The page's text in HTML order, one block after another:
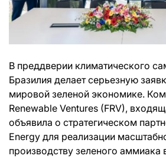
В преддверии климатического
Бразилия делает серьезную
мировой зеленой экономике.
Renewable Ventures (FRV),
объявила о стратегическом
Energy для реализации
производству зеленого аммиака